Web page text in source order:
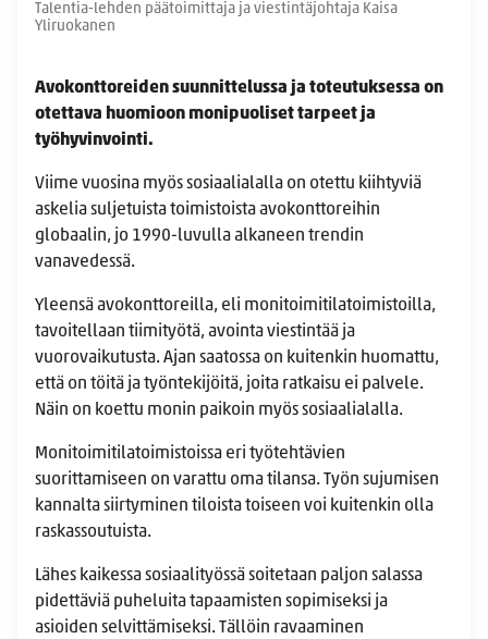
Talentia-lehden päätoimittaja ja viestintäjohtaja Kaisa
Yliruokanen
Avokonttoreiden suunnittelussa ja toteutuksessa on
otettava huomioon monipuoliset tarpeet ja
työhyvinvointi.
Viime vuosina myös sosiaalialalla on otettu kiihtyviä
askelia suljetuista toimistoista avokonttoreihin
globaalin, jo 1990-luvulla alkaneen trendin
vanavedessä.
Yleensä avokonttoreilla, eli monitoimitilatoimistoilla,
tavoitellaan tiimityötä, avointa viestintää ja
vuorovaikutusta. Ajan saatossa on kuitenkin huomattu,
että on töitä ja työntekijöitä, joita ratkaisu ei palvele.
Näin on koettu monin paikoin myös sosiaalialalla.
Monitoimitilatoimistoissa eri työtehtävien
suorittamiseen on varattu oma tilansa. Työn sujumisen
kannalta siirtyminen tiloista toiseen voi kuitenkin olla
raskassoutuista.
Lähes kaikessa sosiaalityössä soitetaan paljon salassa
pidettäviä puheluita tapaamisten sopimiseksi ja
asioiden selvittämiseksi. Tällöin ravaaminen